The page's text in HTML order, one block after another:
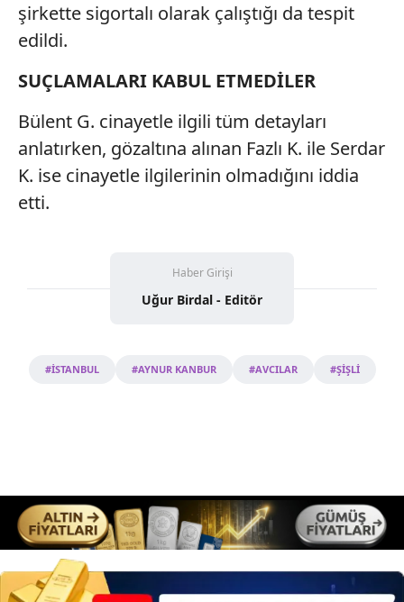
şirkette sigortalı olarak çalıştığı da tespit
edildi.
SUÇLAMALARI KABUL ETMEDİLER
Bülent G. cinayetle ilgili tüm detayları
anlatırken, gözaltına alınan Fazlı K. ile Serdar
K. ise cinayetle ilgilerinin olmadığını iddia
etti.
Haber Girişi
Uğur Birdal - Editör
#İSTANBUL #AYNUR KANBUR #AVCILAR #ŞİŞLİ